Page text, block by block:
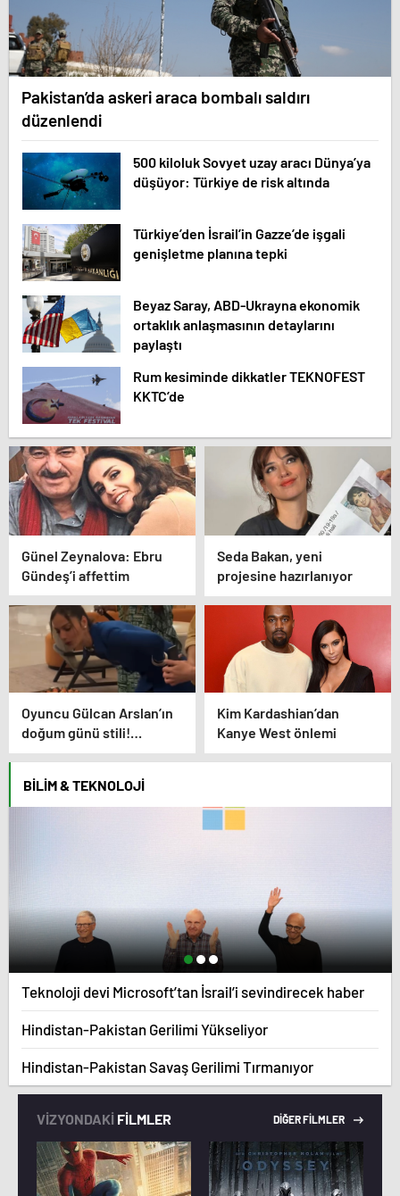
Pakistan’da askeri araca bombalı saldırı
düzenlendi
500 kiloluk Sovyet uzay aracı Dünya’ya
düşüyor: Türkiye de risk altında
Türkiye’den İsrail’in Gazze’de işgali
genişletme planına tepki
Beyaz Saray, ABD-Ukrayna ekonomik
ortaklık anlaşmasının detaylarını
paylaştı
Rum kesiminde dikkatler TEKNOFEST
KKTC’de
Günel Zeynalova: Ebru
Gündeş’i affettim
Seda Bakan, yeni
projesine hazırlanıyor
Oyuncu Gülcan Arslan’ın
doğum günü stili!
Elbisenin düğmelerini
Kim Kardashian’dan
Kanye West önlemi
BILIM & TEKNOLOJI
Teknoloji devi Microsoft’tan İsrail’i sevindirecek haber
Hindistan-Pakistan Gerilimi Yükseliyor
Hindistan-Pakistan Savaş Gerilimi Tırmanıyor
VİZYONDAKİ FİLMLER DİĞER FİLMLER